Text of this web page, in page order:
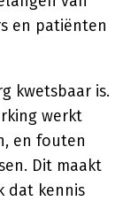
en patiënten
kwetsbaar is.
werkt
en fouten
Dit maakt
dat kennis